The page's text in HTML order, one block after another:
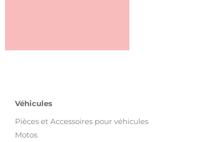
Véhicules
Pièces et Accessoires pour véhicules
Motos